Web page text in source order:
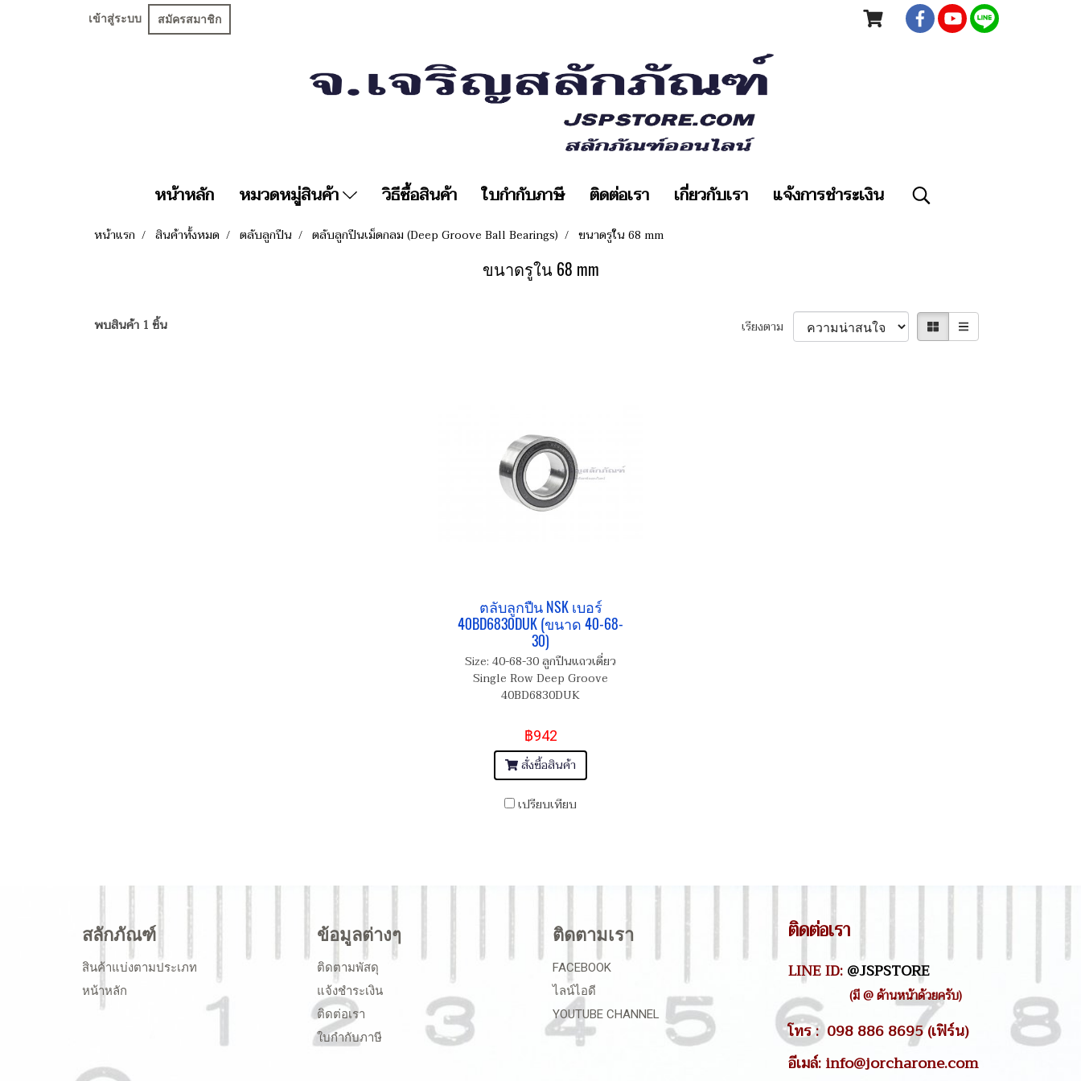
เข้าสู่ระบบ สมัครสมาชิก
หน้าหลัก หมวดหมู่สินค้า วิธีซื้อสินค้า ใบกำกับภาษี ติดต่อเรา เกี่ยวกับเรา แจ้งการชำระเงิน
หน้าแรก สินค้าทั้งหมด ตลับลูกปืน ตลับลูกปืนเม็ดกลม (Deep Groove Ball Bearings) ขนาดรูใน 68 mm
ขนาดรูใน 68 mm
พบสินค้า 1 ชิ้น เรียงตาม
ตลับลูกปืน NSK เบอร์
40BD6830DUK (ขนาด 40-68-
30)
Size: 40-68-30 ลูกปืนแถวเดี่ยว
Single Row Deep Groove
40BD6830DUK
฿942
สั่งซื้อสินค้า
เปรียบเทียบ
สลักภัณฑ์
สินค้าแบ่งตามประเภท
หน้าหลัก
ข้อมูลต่างๆ
ติดตามพัสดุ
แจ้งชำระเงิน
ติดต่อเรา
ใบกำกับภาษี
ติดตามเรา
FACEBOOK
ไลน์ไอดี
YOUTUBE CHANNEL
ติดต่อเรา
LINE ID:@JSPSTORE
(มี @ ด้านหน้าด้วยครับ)
โทร : 098 886 8695 (เฟิร์น)
อีเมล์: info@jorcharone.com